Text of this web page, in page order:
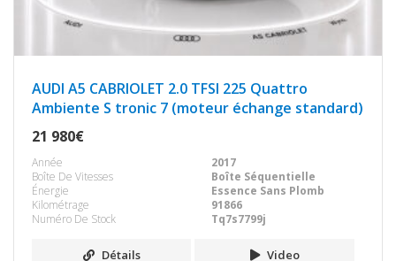
AUDI A5 CABRIOLET 2.0 TFSI 225 Quattro
Ambiente S tronic 7 (moteur échange standard)
21 980€
Année
2017
Boîte De Vitesses
Boîte Séquentielle
Énergie
Essence Sans Plomb
Kilométrage
91866
Numéro De Stock
Tq7s7799j
Détails Video